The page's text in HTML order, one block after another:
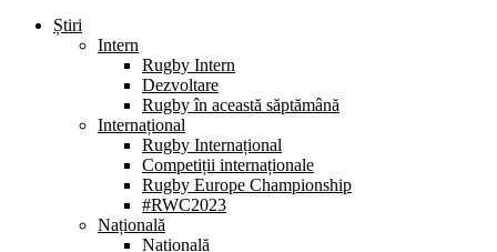
Știri
Intern
Rugby Intern
Dezvoltare
Rugby în această săptămână
Internațional
Rugby Internațional
Competiții internaționale
Rugby Europe Championship
#RWC2023
Națională
Națională